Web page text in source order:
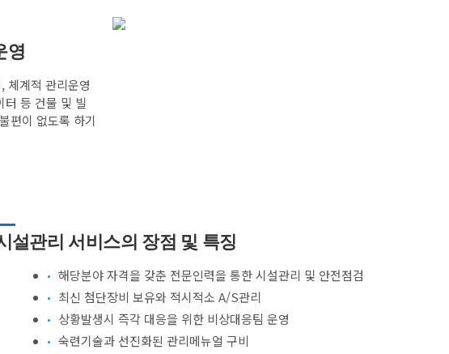
영
체계적 관리운영
터 등 건물 및 빌
편이 없도록 하기
설관리 서비스의 장점 및 특징
해당분야 자격을 갖춘 전문인력을 통한 시설관리 및 안전점검
최신 첨단장비 보유와 적시적소 A/S관리
상황발생시 즉각 대응을 위한 비상대응팀 운영
숙련기술과 선진화된 관리메뉴얼 구비